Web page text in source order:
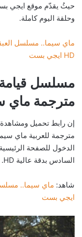
حيثُ يقدّم موقع ايجي
وحلقة اليوم كاملة.
HD ايجي بست
مترجمة ماي
الدخول للصفحة
السادس بدقة عالية HD.
شاهد:
ايجي بست